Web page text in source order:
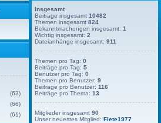
(63)
(66)
(61)
Insgesamt
Beiträge insgesamt10482
Themen insgesamt824
Bekanntmachungen insgesamt:1
Wichtig insgesamt:2
Dateianhänge insgesamt:911
Themen pro Tag:0
Beiträge pro Tag:5
Benutzer pro Tag:0
Themen pro Benutzer:9
Beiträge pro Benutzer:116
Beiträge pro Thema:13
Mitglieder insgesamt90
Unser neuestes Mitglied:Fiete1977